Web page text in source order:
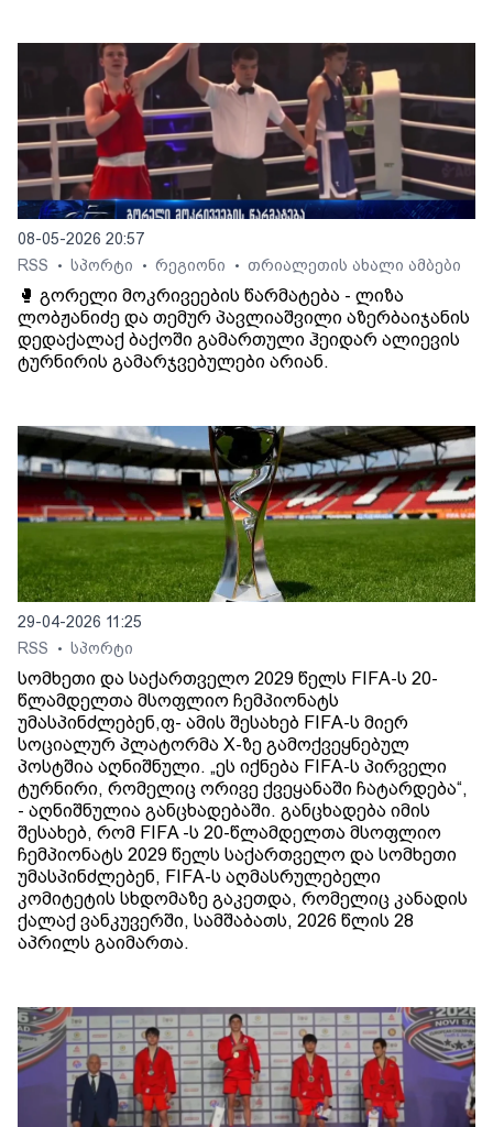
08-05-2026 20:57
RSS
• სპორტი • რეგიონი • თრიალეთის ახალი ამბები
🥊 გორელი მოკრივეების წარმატება - ლიზა
ლობჟანიძე და თემურ პავლიაშვილი აზერბაიჯანის
დედაქალაქ ბაქოში გამართული ჰეიდარ ალიევის
ტურნირის გამარჯვებულები არიან.
29-04-2026 11:25
RSS
• სპორტი
სომხეთი და საქართველო 2029 წელს FIFA-ს 20-
წლამდელთა მსოფლიო ჩემპიონატს
უმასპინძლებენ,ფ- ამის შესახებ FIFA-ს მიერ
სოციალურ პლატორმა X-ზე გამოქვეყნებულ
პოსტშია აღნიშნული. „ეს იქნება FIFA-ს პირველი
ტურნირი, რომელიც ორივე ქვეყანაში ჩატარდება“,
- აღნიშნულია განცხადებაში. განცხადება იმის
შესახებ, რომ FIFA -ს 20-წლამდელთა მსოფლიო
ჩემპიონატს 2029 წელს საქართველო და სომხეთი
უმასპინძლებენ, FIFA-ს აღმასრულებელი
კომიტეტის სხდომაზე გაკეთდა, რომელიც კანადის
ქალაქ ვანკუვერში, სამშაბათს, 2026 წლის 28
აპრილს გაიმართა.